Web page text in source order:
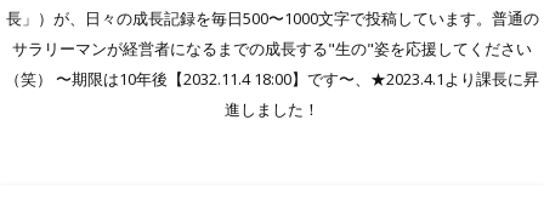
長」）が、日々の成長記録を毎日500〜1000文字で投稿しています。普通の
サラリーマンが経営者になるまでの成長する"生の"姿を応援してください
（笑） 〜期限は10年後【2032.11.4 18:00】です〜、★2023.4.1より課長に昇
進しました！